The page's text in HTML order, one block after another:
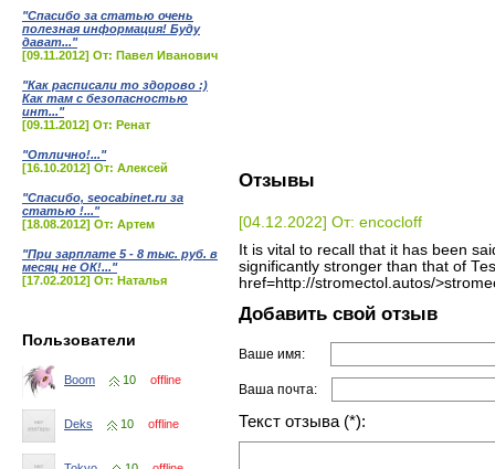
"Спасибо за статью очень
полезная информация! Буду
дават..."
[09.11.2012] От: Павел Иванович
"Как расписали то здорово :)
Как там с безопасностью
инт..."
[09.11.2012] От: Ренат
"Отлично!..."
[16.10.2012] От: Алексей
"Спасибо, seocabinet.ru за
статью !..."
[18.08.2012] От: Артем
"При зарплате 5 - 8 тыс. руб. в
месяц не ОК!..."
[17.02.2012] От: Наталья
Пользователи
Boom 10 offline
Deks 10 offline
Отзывы
[04.12.2022] От: encocloff
It is vital to recall that it has been
significantly stronger than that of
href=http://stromectol.autos/
Добавить свой отзыв
Ваше имя:
Ваша почта:
Текст отзыва (*):